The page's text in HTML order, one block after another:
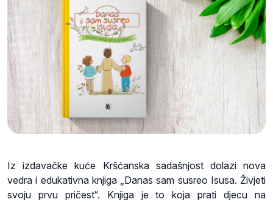
Iz izdavačke kuće Kršćanska sadašnjost dolazi nova
vedra i edukativna knjiga „Danas sam susreo Isusa. Živjeti
svoju prvu pričest“. Knjiga je to koja prati djecu na